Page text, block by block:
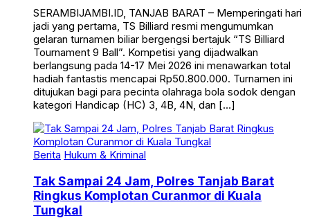
SERAMBIJAMBI.ID, TANJAB BARAT – Memperingati hari
jadi yang pertama, TS Billiard resmi mengumumkan
gelaran turnamen biliar bergengsi bertajuk “TS Billiard
Tournament 9 Ball”. Kompetisi yang dijadwalkan
berlangsung pada 14-17 Mei 2026 ini menawarkan total
hadiah fantastis mencapai Rp50.800.000. Turnamen ini
ditujukan bagi para pecinta olahraga bola sodok dengan
kategori Handicap (HC) 3, 4B, 4N, dan […]
Berita Hukum & Kriminal
Tak Sampai 24 Jam, Polres Tanjab Barat
Ringkus Komplotan Curanmor di Kuala
Tungkal